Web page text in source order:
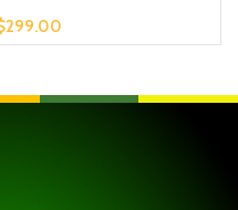
299.00